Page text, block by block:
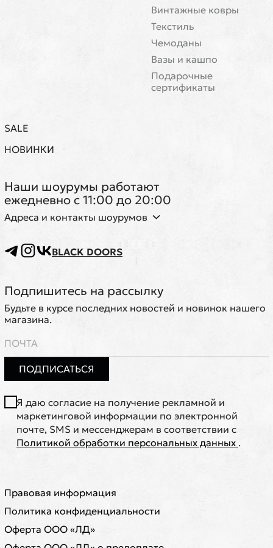
Винтажные ковры
Текстиль
Чемоданы
Вазы и кашпо
Подарочные
сертификаты
SALE
НОВИНКИ
Наши шоурумы работают
ежедневно с 11:00 до 20:00
Адреса и контакты шоурумов
BLACK DOORS
Подпишитесь на рассылку
Будьте в курсе последних новостей и новинок нашего
магазина.
ПОДПИСАТЬСЯ
Я даю согласие на получение рекламной и
маркетинговой информации по электронной
почте, SMS и мессенджерам в соответствии с
Политикой обработки персональных данных .
Правовая информация
Политика конфиденциальности
Оферта ООО «ЛД»